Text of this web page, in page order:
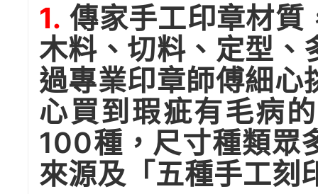
1. 傳家手工印章材質
木料、切料、定型、
過專業印章師傅細心
心買到瑕疵有毛病
100種，尺寸種類眾
來源及「五種手工刻